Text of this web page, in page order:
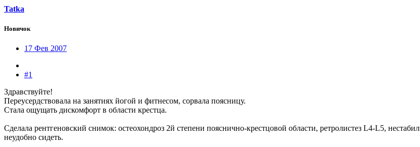
Tatka
Новичок
17 Фев 2007
#1
Здравствуйте!
Переусердствовала на занятиях йогой и фитнесом, сорвала поясницу.
Стала ощущать дискомфорт в области крестца.
Сделала рентгеновский снимок: остеохондроз 2й степени пояснично-крестцовой области, ретролистез L4-L5,
неудобно сидеть.